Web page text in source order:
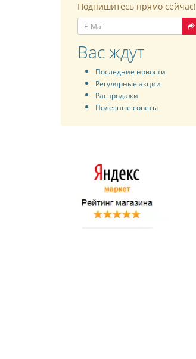
Подпишитесь прямо сейчас!
Вас ждут
Последние новости
Регулярные акции
Распродажи
Полезные советы